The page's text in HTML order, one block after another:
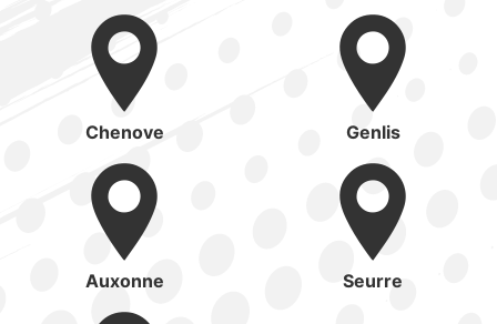
Chenove Genlis
Auxonne Seurre